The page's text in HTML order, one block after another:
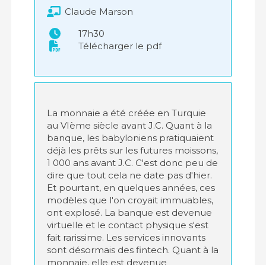
Claude Marson
17h30
Télécharger le pdf
La monnaie a été créée en Turquie
au VIème siècle avant J.C. Quant à la
banque, les babyloniens pratiquaient
déjà les prêts sur les futures moissons,
1 000 ans avant J.C. C'est donc peu de
dire que tout cela ne date pas d'hier.
Et pourtant, en quelques années, ces
modèles que l'on croyait immuables,
ont explosé. La banque est devenue
virtuelle et le contact physique s'est
fait rarissime. Les services innovants
sont désormais des fintech. Quant à la
monnaie, elle est devenue